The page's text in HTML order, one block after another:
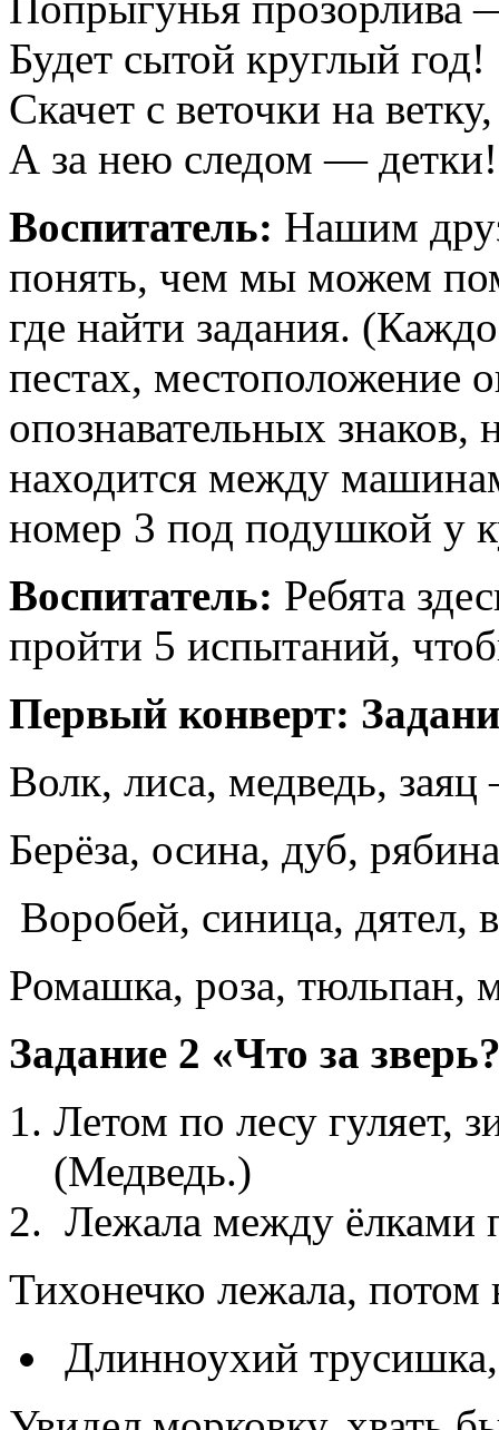
Будет сытой круглый год!
Скачет с веточки на ветку,
А за нею следом —
Воспитатель: Нашим
понять, чем мы можем
где найти задания.
пестах, местоположение
опознавательных
находится между
номер 3 под подушкой у
Воспитатель: Ребята
пройти 5 испытаний,
Первый конверт:
Волк, лиса, медведь,
Берёза, осина, дуб,
Воробей, синица,
Ромашка, роза, тюльпан,
Задание 2 «Что за
Летом по лесу гуляет,
(Медведь.)
Лежала между ёлками
Тихонечко лежала,
Длинноухий трусишка,